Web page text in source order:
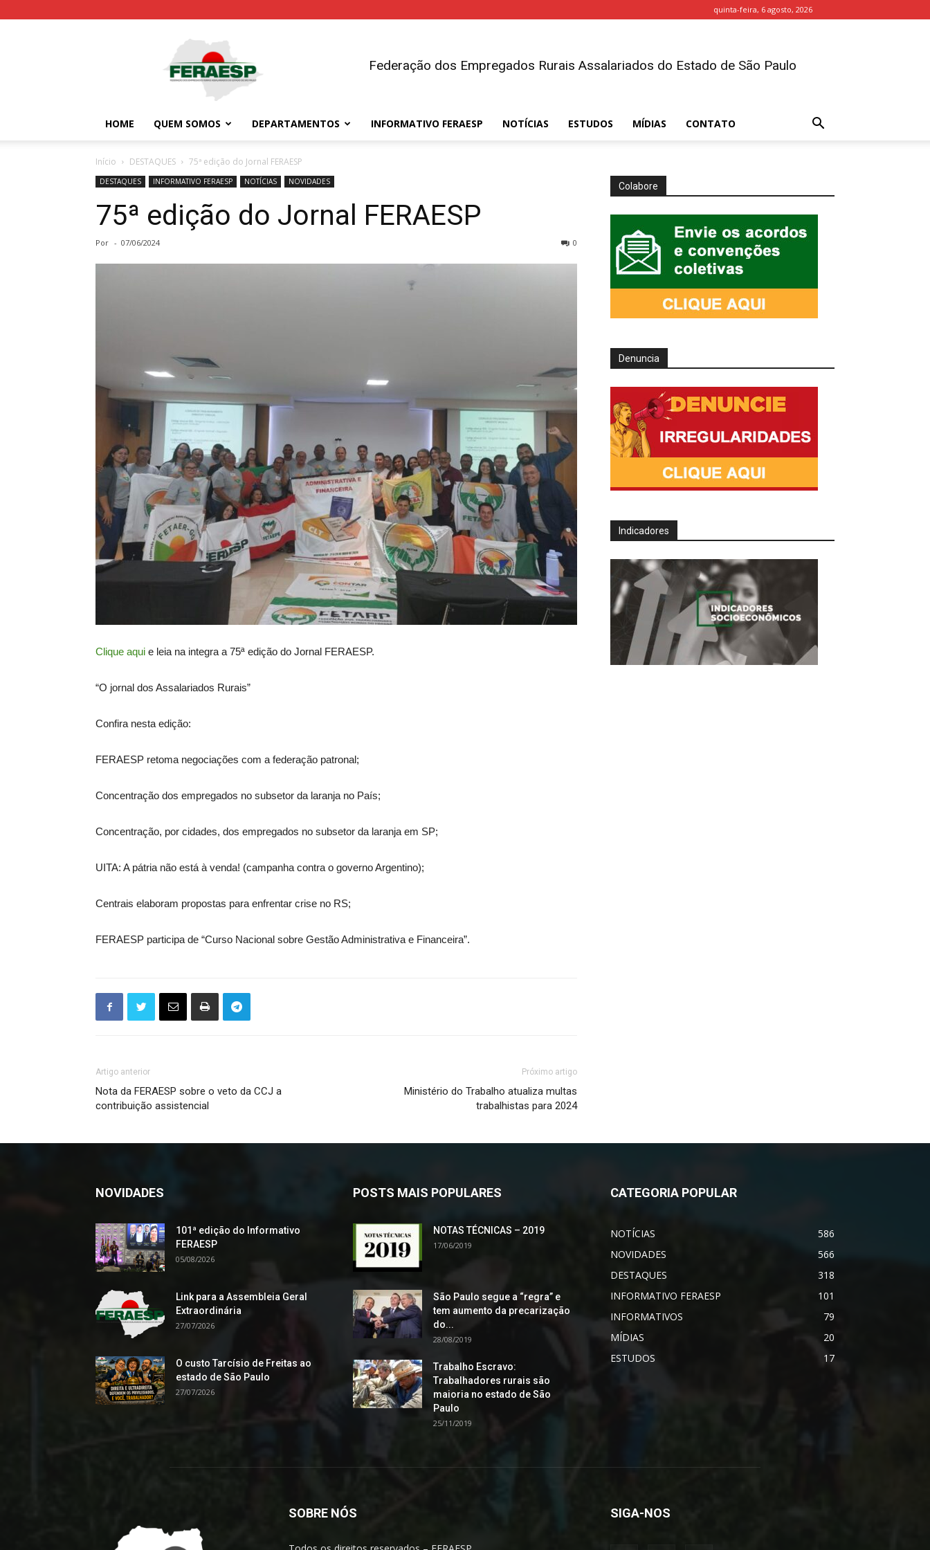
quinta-feira, 6 agosto, 2026
Feraesp
Federação dos Empregados Rurais Assalariados do Estado de São Paulo
HOME QUEM SOMOS DEPARTAMENTOS INFORMATIVO FERAESP NOTÍCIAS ESTUDOS MÍDIAS CONTATO
Início DESTAQUES 75ª edição do Jornal FERAESP
DESTAQUES INFORMATIVO FERAESP NOTÍCIAS NOVIDADES
75ª edição do Jornal FERAESP
Por - 07/06/2024 0
Clique aqui e leia na integra a 75ª edição do Jornal FERAESP.
“O jornal dos Assalariados Rurais”
Confira nesta edição:
FERAESP retoma negociações com a federação patronal;
Concentração dos empregados no subsetor da laranja no País;
Concentração, por cidades, dos empregados no subsetor da laranja em SP;
UITA: A pátria não está à venda! (campanha contra o governo Argentino);
Centrais elaboram propostas para enfrentar crise no RS;
FERAESP participa de “Curso Nacional sobre Gestão Administrativa e Financeira”.
Artigo anterior
Nota da FERAESP sobre o veto da CCJ a
contribuição assistencial
Próximo artigo
Ministério do Trabalho atualiza multas
trabalhistas para 2024
Colabore
Denuncia
Indicadores
NOVIDADES
101ª edição do Informativo
FERAESP
05/08/2026
Link para a Assembleia Geral
Extraordinária
27/07/2026
O custo Tarcísio de Freitas ao
estado de São Paulo
27/07/2026
POSTS MAIS POPULARES
NOTAS TÉCNICAS – 2019
17/06/2019
São Paulo segue a “regra” e
tem aumento da precarização
do...
28/08/2019
Trabalho Escravo:
Trabalhadores rurais são
maioria no estado de São
Paulo
25/11/2019
CATEGORIA POPULAR
NOTÍCIAS
586
NOVIDADES
566
DESTAQUES
318
INFORMATIVO FERAESP
101
INFORMATIVOS
79
MÍDIAS
20
ESTUDOS
17
SOBRE NÓS SIGA-NOS